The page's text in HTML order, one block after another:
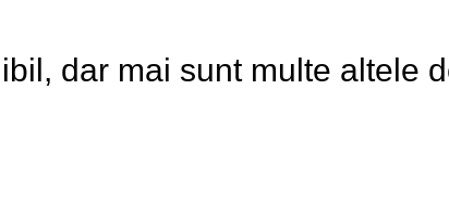
dar mai sunt multe altele